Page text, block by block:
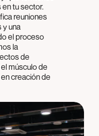
tu sector.
reuniones
y una
el proceso
la
de
músculo de
creación de